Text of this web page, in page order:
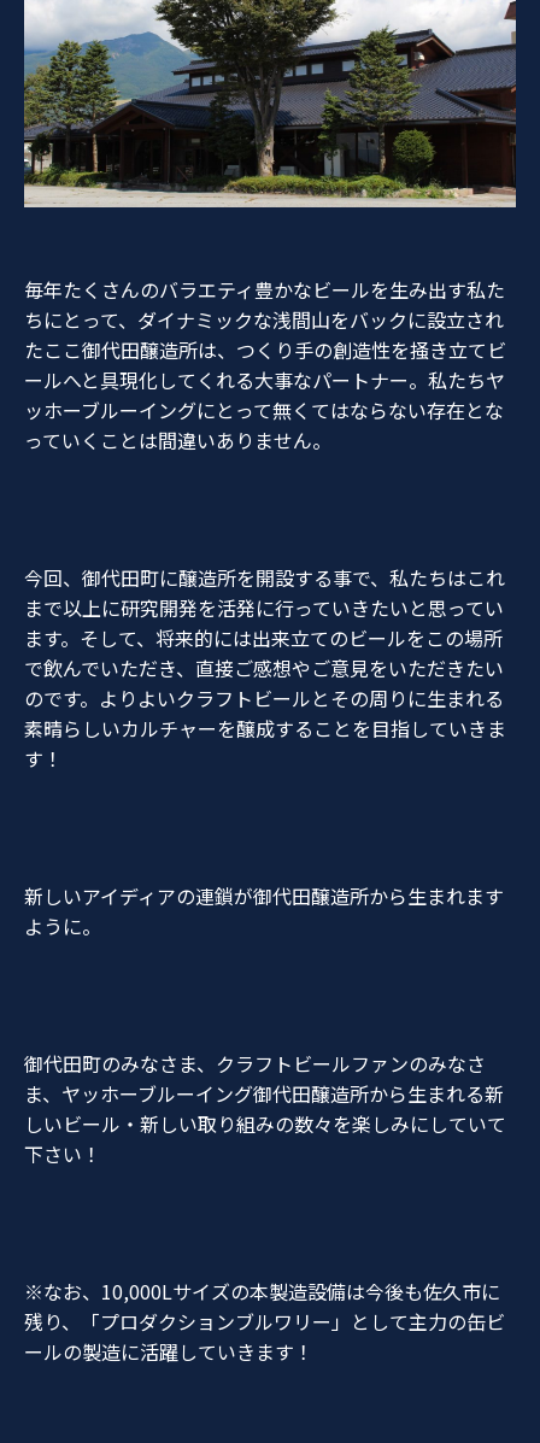
毎年たくさんのバラエティ豊かなビールを生み出す私た
ちにとって、ダイナミックな浅間山をバックに設立され
たここ御代田醸造所は、つくり手の創造性を掻き立てビ
ールへと具現化してくれる大事なパートナー。私たちヤ
ッホーブルーイングにとって無くてはならない存在とな
っていくことは間違いありません。
今回、御代田町に醸造所を開設する事で、私たちはこれ
まで以上に研究開発を活発に行っていきたいと思ってい
ます。そして、将来的には出来立てのビールをこの場所
で飲んでいただき、直接ご感想やご意見をいただきたい
のです。よりよいクラフトビールとその周りに生まれる
素晴らしいカルチャーを醸成することを目指していきま
す！
新しいアイディアの連鎖が御代田醸造所から生まれます
ように。
御代田町のみなさま、クラフトビールファンのみなさ
ま、ヤッホーブルーイング御代田醸造所から生まれる新
しいビール・新しい取り組みの数々を楽しみにしていて
下さい！
※なお、10,000Lサイズの本製造設備は今後も佐久市に
残り、「プロダクションブルワリー」として主力の缶ビ
ールの製造に活躍していきます！